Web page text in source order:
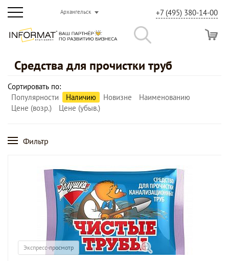
Архангельск +7 (495) 380-14-00
Средства для прочистки труб
Сортировать по:
Популярности
Наличию Новизне
Наименованию
Цене (возр.)
Цене (убыв.)
Фильтр
Экспресс-просмотр